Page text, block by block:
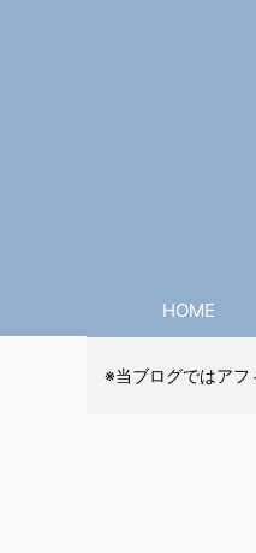
HOME
※当ブログではアフ